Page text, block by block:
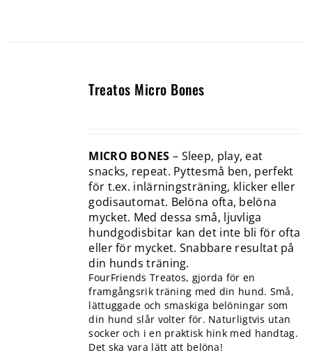
Treatos Micro Bones
MICRO BONES – Sleep, play, eat
snacks, repeat. Pyttesmå ben, perfekt
för t.ex. inlärningsträning, klicker eller
godisautomat. Belöna ofta, belöna
mycket. Med dessa små, ljuvliga
hundgodisbitar kan det inte bli för ofta
eller för mycket. Snabbare resultat på
din hunds träning.
FourFriends Treatos, gjorda för en
framgångsrik träning med din hund. Små,
lättuggade och smaskiga belöningar som
din hund slår volter för. Naturligtvis utan
socker och i en praktisk hink med handtag.
Det ska vara lätt att belöna!